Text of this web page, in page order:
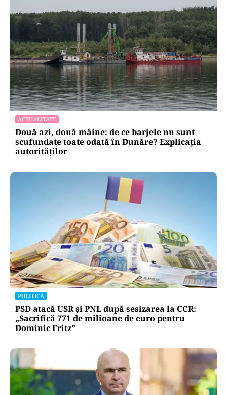
ACTUALITATE
Două azi, două mâine: de ce barjele nu sunt
scufundate toate odată în Dunăre? Explicația
autorităților
POLITICĂ
PSD atacă USR și PNL după sesizarea la CCR:
„Sacrifică 771 de milioane de euro pentru
Dominic Fritz”